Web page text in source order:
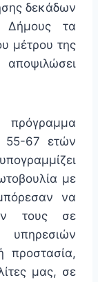
δεκάδων
Δήμους τα
μέτρου της
55-67 ετών
με
να
τους σε
προστασία,
μας, σε